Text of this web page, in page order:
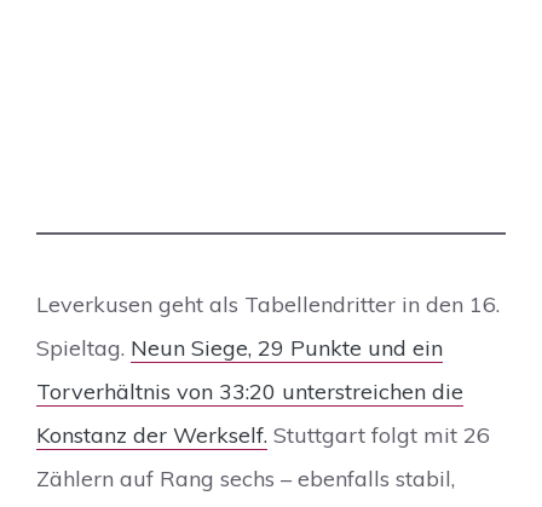
Leverkusen geht als Tabellendritter in den 16.
Spieltag. Neun Siege, 29 Punkte und ein
Torverhältnis von 33:20 unterstreichen die
Konstanz der Werkself. Stuttgart folgt mit 26
Zählern auf Rang sechs – ebenfalls stabil,